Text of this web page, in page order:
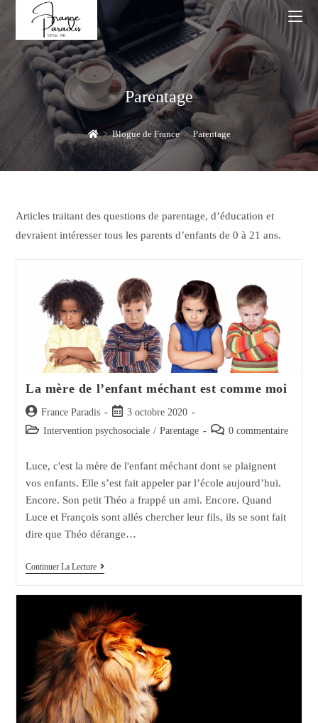
content
Parentage
> Blogue de France > Parentage
Articles traitant des questions de parentage, d’éducation et
devraient intéresser tous les parents d’enfants de 0 à 21 ans.
La mère de l’enfant méchant est comme moi
Auteur/autrice
de
France Paradis
Post
published:
3 octobre 2020
Post Intervention psychosociale / Parentage
Post 0 commentaire
Luce, c'est la mère de l'enfant méchant dont se plaignent
vos enfants. Elle s’est fait appeler par l’école aujourd’hui.
Encore. Son petit Théo a frappé un ami. Encore. Quand
Luce et François sont allés chercher leur fils, ils se sont fait
dire que Théo dérange…
Continuer La LectureLa
Méchant
Est
Comme
Moi